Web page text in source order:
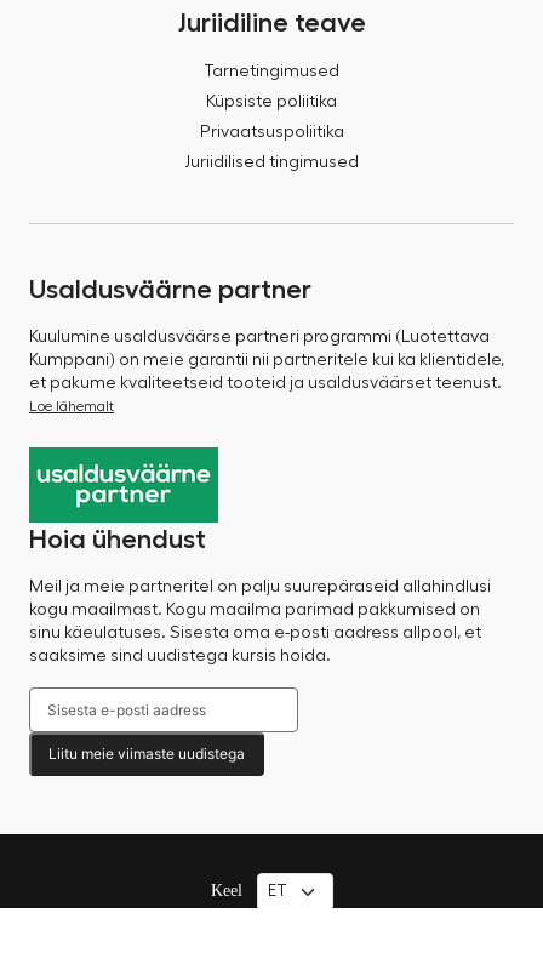
Juriidiline teave
Tarnetingimused
Küpsiste poliitika
Privaatsuspoliitika
Juriidilised tingimused
Usaldusväärne partner
Kuulumine usaldusväärse partneri programmi (Luotettava
Kumppani) on meie garantii nii partneritele kui ka klientidele,
et pakume kvaliteetseid tooteid ja usaldusväärset teenust.
Loe lähemalt
Hoia ühendust
Meil ja meie partneritel on palju suurepäraseid allahindlusi
kogu maailmast. Kogu maailma parimad pakkumised on
sinu käeulatuses. Sisesta oma e-posti aadress allpool, et
saaksime sind uudistega kursis hoida.
Liitu meie viimaste uudistega
Keel